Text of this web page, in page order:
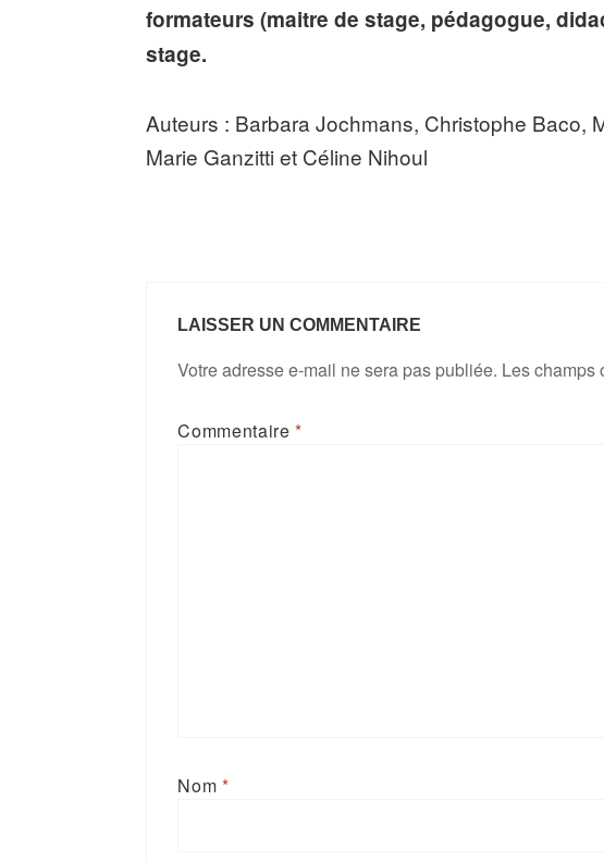
formateurs (maitre de stage, pédagogue,
stage.
Auteurs : Barbara Jochmans, Christophe Baco,
Marie Ganzitti et Céline Nihoul
LAISSER UN COMMENTAIRE
Votre adresse e-mail ne sera pas publiée. Les
Commentaire*
Nom*